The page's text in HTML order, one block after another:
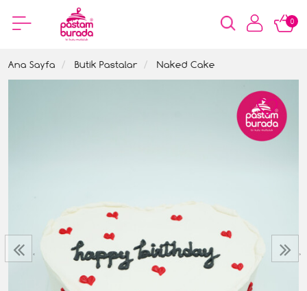
0
Ana Sayfa Butik Pastalar Naked Cake
‹ ›